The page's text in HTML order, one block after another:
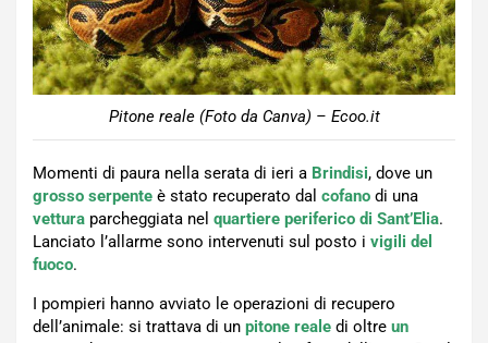
Pitone reale (Foto da Canva) – Ecoo.it
Momenti di paura nella serata di ieri a Brindisi, dove un
grosso serpente è stato recuperato dal cofano di una
vettura parcheggiata nel quartiere periferico di Sant’Elia.
Lanciato l’allarme sono intervenuti sul posto i vigili del
fuoco.
I pompieri hanno avviato le operazioni di recupero
dell’animale: si trattava di un pitone reale di oltre un